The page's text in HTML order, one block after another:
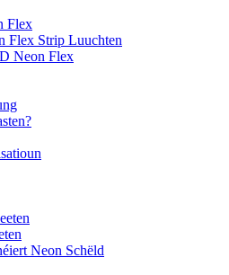
Flex
Flex Strip Luuchten
Neon Flex
Neon Schëld